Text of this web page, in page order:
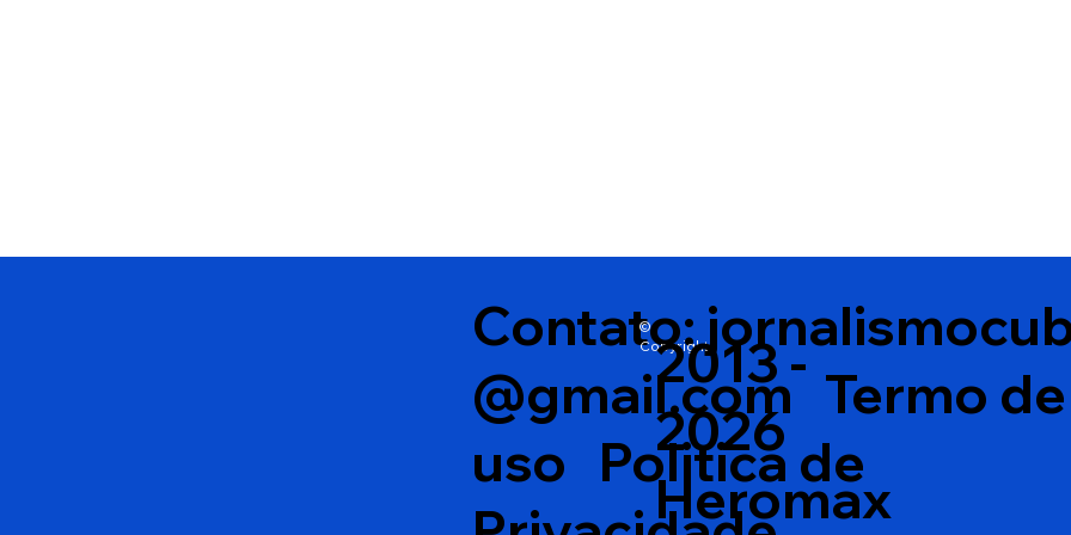
Contato:
@gmail.comTermo de
uso Politica de
©
Copyright
2013 -
2026
Heromax